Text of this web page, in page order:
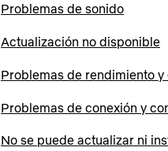
Problemas de sonido
Actualización no disponible
Problemas de rendimiento y
Problemas de conexión y
No se puede actualizar ni